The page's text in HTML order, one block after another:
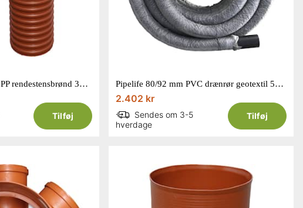
Pipelife 315/110 mm PP rendestensbrønd 35 liter
Tilføj
Pipelife 80/92 mm PVC drænrør geotextil 50 m
2.402 kr
Sendes om 3-5
hverdage
Tilføj